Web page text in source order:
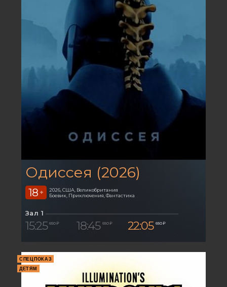
Одиссея (2026)
18 +
2026, США, Великобритания
Боевик, Приключения, Фантастика
Зал 1
15:25 650 ₽ 18:45 650 ₽ 22:05 650 ₽
СПЕЦПОКАЗ
ДЕТЯМ